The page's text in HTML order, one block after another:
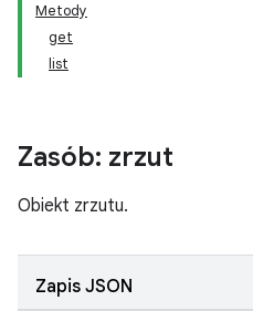
Metody
get
list
Zasób: zrzut
Obiekt zrzutu.
Zapis JSON